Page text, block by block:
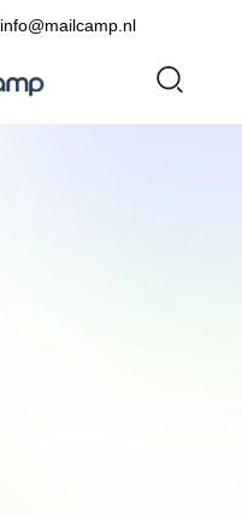
info@mailcamp.nl